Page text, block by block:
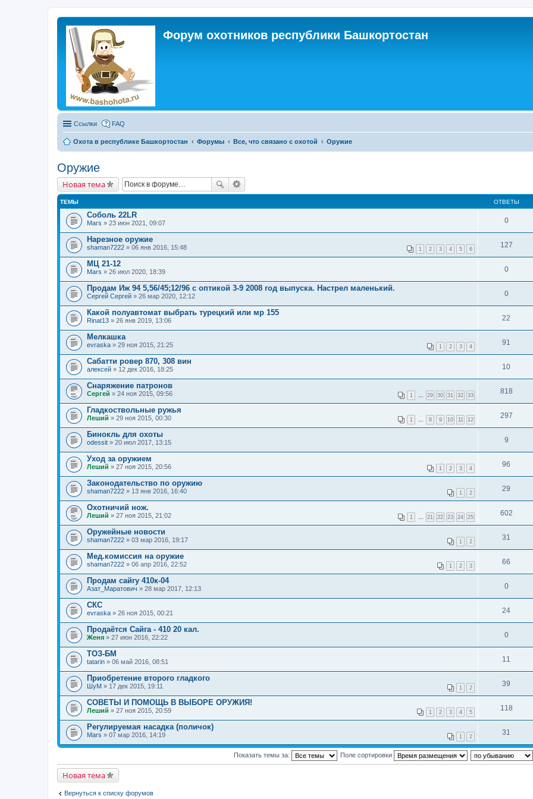
Форум охотников республики Башкортостан
Ссылки FAQ
Охота в республике Башкортостан Форумы Все, что связано с охотой Оружие
Оружие
Новая тема
ТЕМЫ ОТВЕТЫ
Соболь 22LR
Mars » 23 июн 2021, 09:07 0
Нарезное оружие
1 2 3 4 5 6
shaman7222 » 06 янв 2016, 15:48 127
МЦ 21-12
Mars » 26 июл 2020, 18:39 0
Продам Иж 94 5,56/45;12/96 с оптикой 3-9 2008 год выпуска. Настрел маленький.
Сергей Сергей » 26 мар 2020, 12:12 0
Какой полуавтомат выбрать турецкий или мр 155
Rinat13 » 26 янв 2019, 13:06 22
Мелкашка
1 2 3 4
evraska » 29 ноя 2015, 21:25 91
Сабатти ровер 870, 308 вин
алексей » 12 дек 2016, 18:25 10
Снаряжение патронов
1 … 29 30 31 32 33
Сергей » 24 ноя 2015, 09:56 818
Гладкоствольные ружья
1 … 8 9 10 11 12
Леший » 29 ноя 2015, 00:30 297
Бинокль для охоты
odessit » 20 июл 2017, 13:15 9
Уход за оружием
1 2 3 4
Леший » 27 ноя 2015, 20:56 96
Законодательство по оружию
1 2
shaman7222 » 13 янв 2016, 16:40 29
Охотничий нож.
1 … 21 22 23 24 25
Леший » 27 ноя 2015, 21:02 602
Оружейные новости
1 2
shaman7222 » 03 мар 2016, 19:17 31
Мед.комиссия на оружие
1 2 3
shaman7222 » 06 апр 2016, 22:52 66
Продам сайгу 410к-04
Азат_Маратович » 28 мар 2017, 12:13 0
СКС
evraska » 26 ноя 2015, 00:21 24
Продаётся Сайга - 410 20 кал.
Женя » 27 июн 2016, 22:22 0
ТОЗ-БМ
tatarin » 06 май 2016, 08:51 11
Приобретение второго гладкого
1 2
ШуМ » 17 дек 2015, 19:11 39
СОВЕТЫ И ПОМОЩЬ В ВЫБОРЕ ОРУЖИЯ!
1 2 3 4 5
Леший » 27 ноя 2015, 20:59 118
Регулируемая насадка (поличок)
1 2
Mars » 07 мар 2016, 14:19 31
Показать темы за: Поле сортировки
Новая тема
Вернуться к списку форумов